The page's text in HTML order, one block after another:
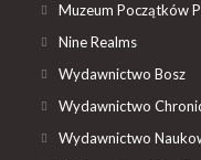
Muzeum Początków
Nine Realms
Wydawnictwo Bosz
Wydawnictwo
Wydawnictwo